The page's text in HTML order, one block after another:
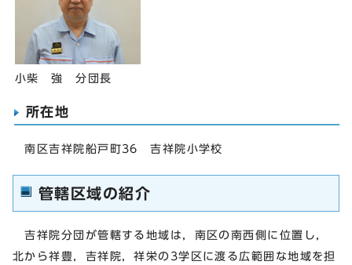
小柴 強 分団長
所在地
南区吉祥院船戸町36 吉祥院小学校
管轄区域の紹介
吉祥院分団が管轄する地域は，南区の南西側に位置し，
北から祥豊，吉祥院，祥栄の3学区に渡る広範囲な地域を担